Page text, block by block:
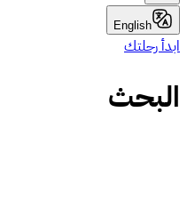
English
ابدأ رحلتك
البحث